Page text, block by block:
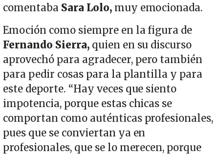
comentaba Sara Lolo, muy emocionada.
Emoción como siempre en la figura de
Fernando Sierra,quien en su discurso
aprovechó para agradecer, pero también
para pedir cosas para la plantilla y para
este deporte. “Hay veces que siento
impotencia, porque estas chicas se
comportan como auténticas profesionales,
pues que se conviertan ya en
profesionales, que se lo merecen, porque